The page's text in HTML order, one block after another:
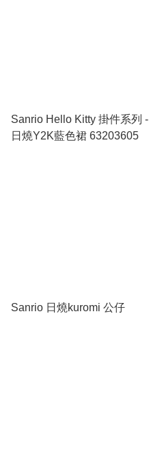
Sanrio Hello Kitty 掛件系列 -
日燒Y2K藍色裙 63203605
Sanrio 日燒kuromi 公仔